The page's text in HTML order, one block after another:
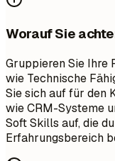
Worauf Sie
Gruppieren Sie Ihre
wie Technische
Sie sich auf für den
wie CRM-Systeme
Soft Skills auf, die
Erfahrungsbereich